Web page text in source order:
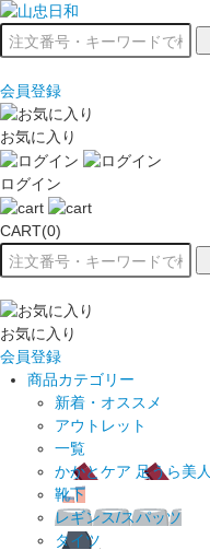
会員登録
お気に入り
ログイン
CART(0)
お気に入り
会員登録
商品カテゴリー
新着・オススメ
アウトレット
一覧
かかとケア 足うら美人
靴下
レギンス/スパッツ
タイツ